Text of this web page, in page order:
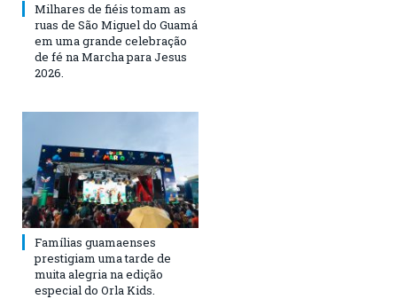
Milhares de fiéis tomam as
ruas de São Miguel do Guamá
em uma grande celebração
de fé na Marcha para Jesus
2026.
Famílias guamaenses
prestigiam uma tarde de
muita alegria na edição
especial do Orla Kids.